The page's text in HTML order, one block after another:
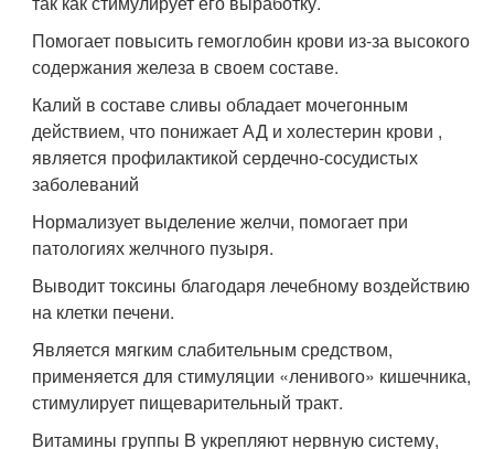
Помогает повысить гемоглобин крови из-за высокого
содержания железа в своем составе.
Калий в составе сливы обладает мочегонным
действием, что понижает АД и холестерин крови ,
является профилактикой сердечно-сосудистых
заболеваний
Нормализует выделение желчи, помогает при
патологиях желчного пузыря.
Выводит токсины благодаря лечебному воздействию
на клетки печени.
Является мягким слабительным средством,
применяется для стимуляции «ленивого» кишечника,
стимулирует пищеварительный тракт.
Витамины группы B укрепляют нервную систему,